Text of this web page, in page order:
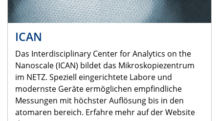
ICAN
Das Interdisciplinary Center for Analytics on the
Nanoscale (ICAN) bildet das Mikroskopiezentrum
im NETZ. Speziell eingerichtete Labore und
modernste Geräte ermöglichen empfindliche
Messungen mit höchster Auflösung bis in den
atomaren bereich. Erfahre mehr auf der Website